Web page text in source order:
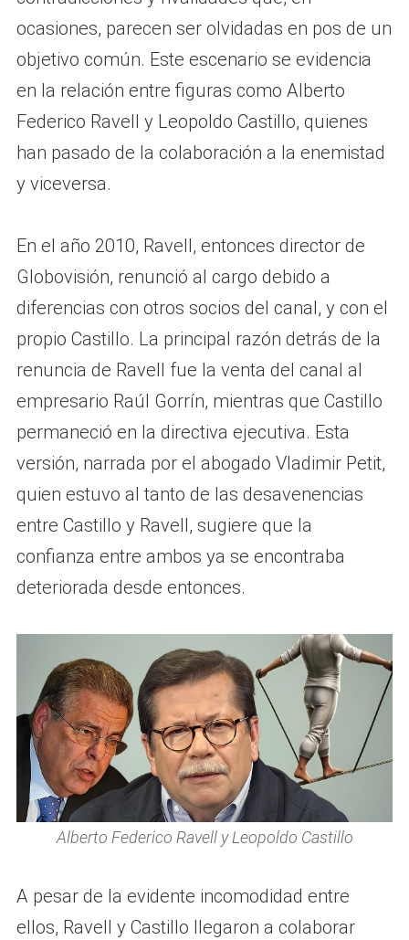
ocasiones, parecen ser olvidadas en pos de un
objetivo común. Este escenario se evidencia
en la relación entre figuras como Alberto
Federico Ravell y Leopoldo Castillo, quienes
han pasado de la colaboración a la enemistad
y viceversa.
En el año 2010, Ravell, entonces director de
Globovisión, renunció al cargo debido a
diferencias con otros socios del canal, y con el
propio Castillo. La principal razón detrás de la
renuncia de Ravell fue la venta del canal al
empresario Raúl Gorrín, mientras que Castillo
permaneció en la directiva ejecutiva. Esta
versión, narrada por el abogado Vladimir Petit,
quien estuvo al tanto de las desavenencias
entre Castillo y Ravell, sugiere que la
confianza entre ambos ya se encontraba
deteriorada desde entonces.
Alberto Federico Ravell y Leopoldo Castillo
A pesar de la evidente incomodidad entre
ellos, Ravell y Castillo llegaron a colaborar